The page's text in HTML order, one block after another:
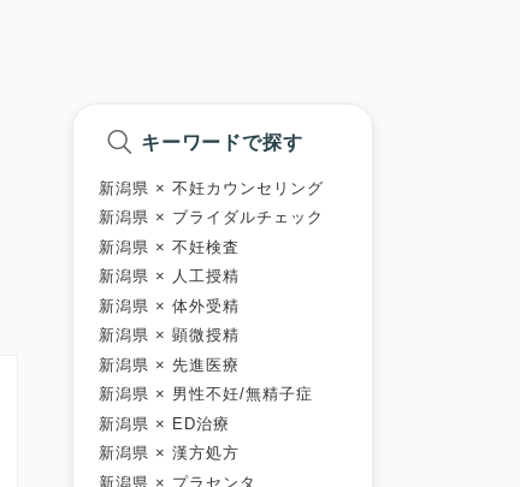
キーワードで探す
新潟県 × 不妊カウンセリング
新潟県 × ブライダルチェック
新潟県 × 不妊検査
新潟県 × 人工授精
新潟県 × 体外受精
新潟県 × 顕微授精
新潟県 × 先進医療
新潟県 × 男性不妊/無精子症
新潟県 × ED治療
新潟県 × 漢方処方
新潟県 × プラセンタ